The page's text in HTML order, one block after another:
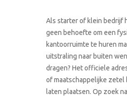
Als starter of klein bedrijf
geen behoefte om een
kantoorruimte te huren
uitstraling naar buiten
dragen? Het officiele
of maatschappelijke zetel
laten plaatsen. Op zoek